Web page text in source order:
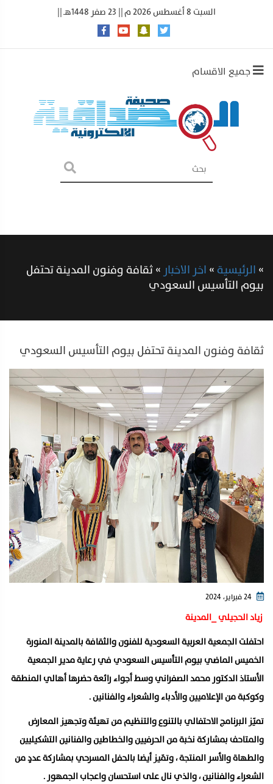
السبت 8 أغسطس 2026 م || 23 صفر 1448هـ ||
جميع الاقسام
»الرئيسية»اخر الاخبار »ثقافة وفنون المدينة تحتفل
بيوم التأسيس السعودي
ثقافة وفنون المدينة تحتفل بيوم التأسيس السعودي
زياد الحجيلي _المدينة
احتفلت الجمعية العربية السعودية للفنون والثقافة بالمدينة المنورة
الخميس الماضي بيوم التأسيس السعودي في رعاية مدير الجمعية
الأستاذ الدكتور محمد الصفراني وسط أجواء رائعة حضرها أهالي المنطقة
وكوكبة من الإعلاميين والأدباء والشعراء والفنانين .
تميّز البرنامج الاحتفالي بالتنوع والتنظيم من تهيئة وتجهيز المعارض
والمتاحف بمشاركة نخبة من الحرفيين والخطاطين والفنانين التشكيليين
والطهاة والأسر المنتجة ، وتمّيز أيضا بالحفل المسرحي بمشاركة عددٍ من
الشعراء والفنانين ، والذي نال على استحسان واعجاب الجمهور .